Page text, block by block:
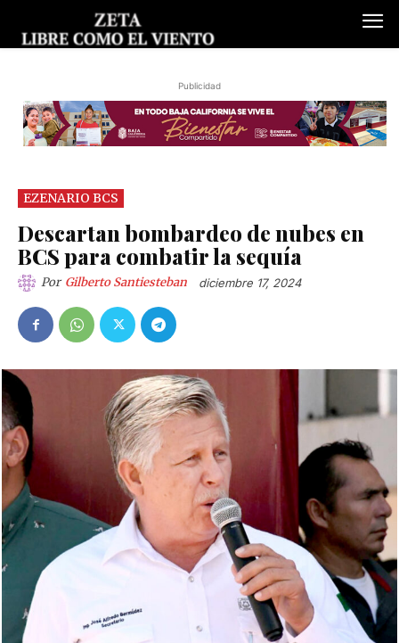
Publicidad
EZENARIO BCS
Descartan bombardeo de nubes en
BCS para combatir la sequía
Por Gilberto Santiesteban diciembre 17, 2024